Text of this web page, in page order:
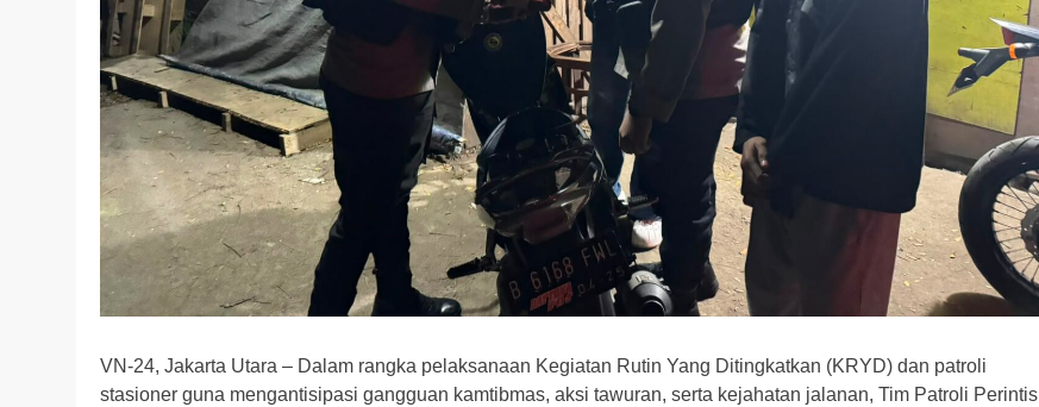
VN-24, Jakarta Utara – Dalam rangka pelaksanaan Kegiatan Rutin Yang Ditingkatkan (KRYD) dan patroli
stasioner guna mengantisipasi gangguan kamtibmas, aksi tawuran, serta kejahatan jalanan, Tim Patroli Perintis